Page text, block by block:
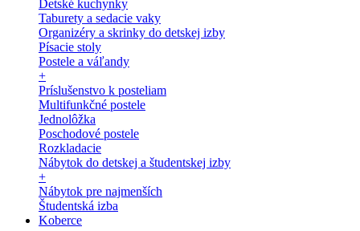
Detské kuchynky
Taburety a sedacie vaky
Organizéry a skrinky do detskej izby
Písacie stoly
Postele a váľandy
+
Príslušenstvo k posteliam
Multifunkčné postele
Jednolôžka
Poschodové postele
Rozkladacie
Nábytok do detskej a študentskej izby
+
Nábytok pre najmenších
Študentská izba
Koberce